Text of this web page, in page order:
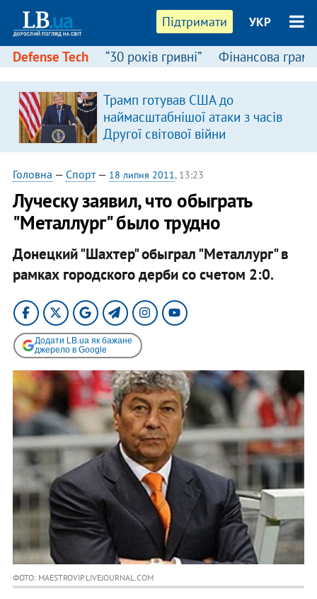
Підтримати УКР
Defense Tech “30 років гривні” Фінансова
Трамп готував США до
наймасштабнішої атаки з часів
Другої світової війни
Головна — Спорт— 18 липня 2011, 13:23
Луческу заявил, что обыграть
"Металлург" было трудно
Донецкий "Шахтер" обыграл "Металлург" в
рамках городского дерби со счетом 2:0.
Додати LB.ua як бажане
джерело в Google
ФОТО: MAESTROVIP.LIVEJOURNAL.COM